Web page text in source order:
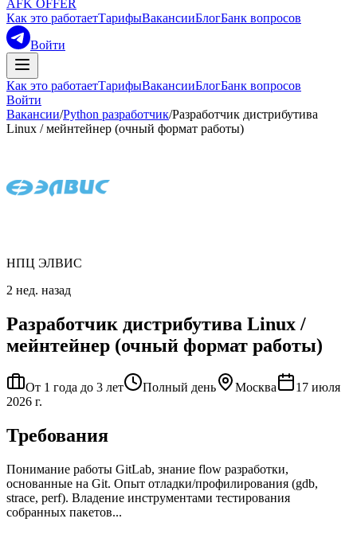
AFK OFFER
Как это работаетТарифыВакансииБлогБанк вопросов
Войти
Как это работаетТарифыВакансииБлогБанк вопросов
Войти
Вакансии/Python разработчик/Разработчик дистрибутива
Linux / мейнтейнер (очный формат работы)
НПЦ ЭЛВИС
2 нед. назад
Разработчик дистрибутива Linux /
мейнтейнер (очный формат работы)
От 1 года до 3 лет Полный день Москва
17 июля
2026 г.
Требования
Понимание работы GitLab, знание flow разработки,
основанные на Git. Опыт отладки/профилирования (gdb,
strace, perf). Владение инструментами тестирования
собранных пакетов...